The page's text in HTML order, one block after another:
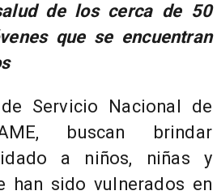
de los cerca de 50
que se encuentran
Servicio Nacional de
buscan brindar
a niños, niñas y
han sido vulnerados en